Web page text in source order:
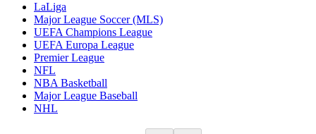
LaLiga
Major League Soccer (MLS)
UEFA Champions League
UEFA Europa League
Premier League
NFL
NBA Basketball
Major League Baseball
NHL